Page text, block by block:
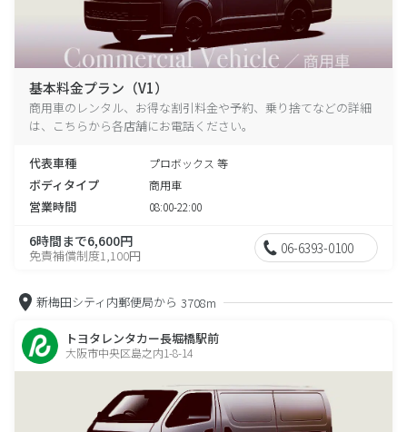
基本料金プラン（V1）
商用車のレンタル、お得な割引料金や予約、乗り捨てなどの詳細
は、こちらから各店舗にお電話ください。
代表車種 プロボックス 等
ボディタイプ 商用車
営業時間 08:00-22:00
6時間まで6,600円
免責補償制度1,100円 06-6393-0100
新梅田シティ内郵便局から 3708m
トヨタレンタカー長堀橋駅前
大阪市中央区島之内1-8-14